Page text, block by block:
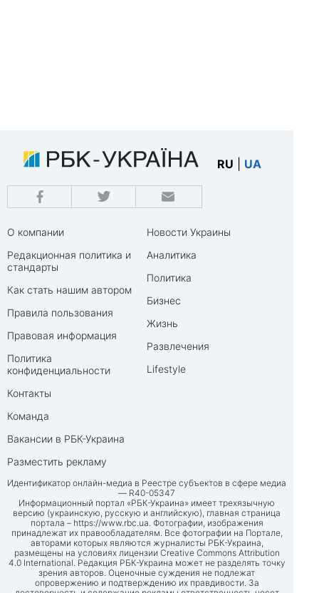
RU UA
О компании
Редакционная политика и
стандарты
Как стать нашим автором
Правила пользования
Правовая информация
Политика
конфиденциальности
Контакты
Команда
Вакансии в РБК-Украина
Разместить рекламу
Новости Украины
Аналитика
Политика
Бизнес
Жизнь
Развлечения
Lifestyle
Идентификатор онлайн-медиа в Реестре субъектов в сфере медиа
— R40-05347
Информационный портал «РБК-Украина» имеет трехязычную
версию (украинскую, русскую и английскую), главная страница
портала – https://www.rbc.ua. Фотографии, изображения
принадлежат их правообладателям. Все фотографии на Портале,
авторами которых являются журналисты РБК-Украина,
размещены на условиях лицензии Creative Commons Attribution
4.0 International. Редакция РБК-Украина может не разделять точку
зрения авторов. Оценочные суждения не подлежат
опровержению и подтверждению их правдивости. За